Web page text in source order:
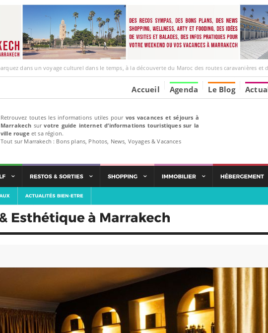
un voyage culturel dans le temps, à la découverte du Maroc des routes caravanières et de ses liens avec
Accueil Agenda Le Blog
Retrouvez toutes les informations utiles pour vos vacances et séjours à
Marrakech survotre guide internet d’informations touristiques sur la
ville rouge et sa région.
Tout sur Marrakech : Bons plans, Photos, News, Voyages & Vacances